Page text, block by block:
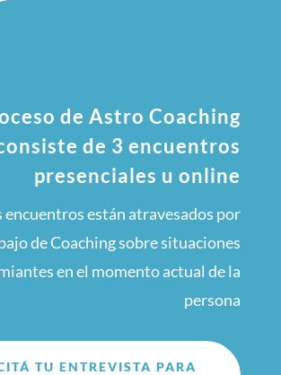
de Astro Coaching
de 3 encuentros
presenciales u online
encuentros están atravesados por
de Coaching sobre situaciones
en el momento actual de la
persona
TU ENTREVISTA PARA